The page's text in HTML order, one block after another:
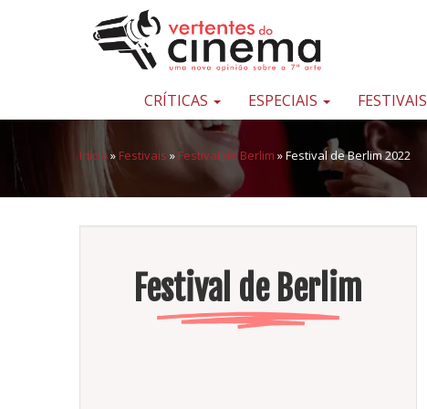
Pular para o conteúdo
Uma
sobre
sétima
arte
CRÍTICAS ESPECIAIS FESTIVAIS
Início » Festivais » Festival de Berlim »Festival de Berlim 2022
Festival de Berlim